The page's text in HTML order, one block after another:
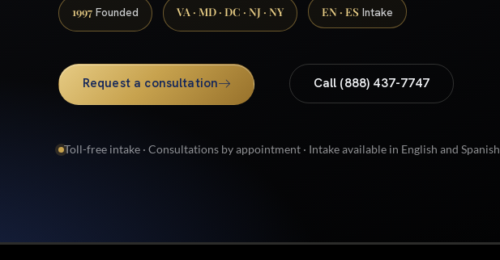
1997 Founded VA · MD · DC · NJ · NY EN · ES Intake
Request a consultation Call (888) 437-7747
Toll-free intake · Consultations by appointment · Intake available in English and Spanish